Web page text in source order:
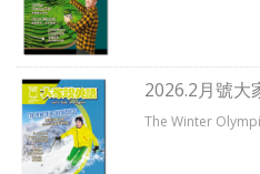
2026.2月號大
The Winter